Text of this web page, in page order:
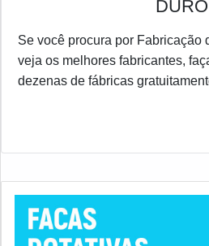
DURO
Se você procura por Fabricação
veja os melhores fabricantes,
dezenas de fábricas